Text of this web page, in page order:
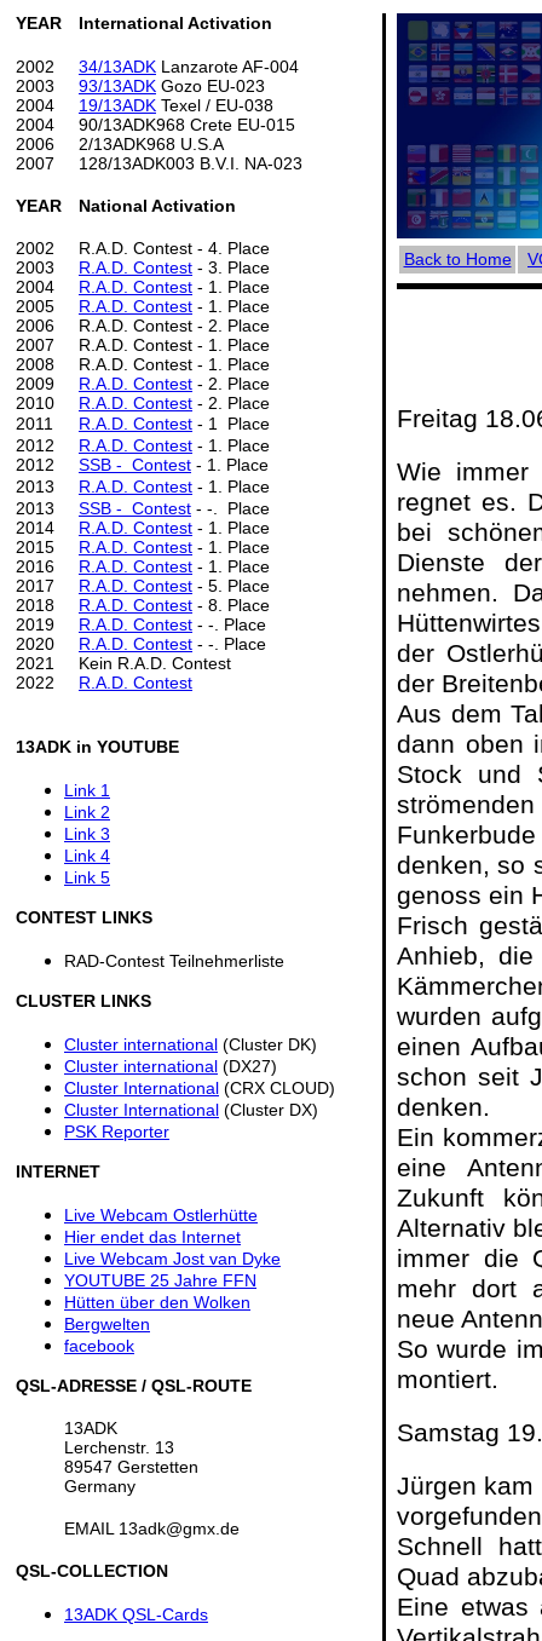
YEAR International Activation
2002 34/13ADK Lanzarote AF-004
2003
93/13ADK Gozo EU-023
2004
19/13ADK Texel / EU-038
2004
90/13ADK968 Crete EU-015
2006
2/13ADK968 U.S.A
2007
128/13ADK003 B.V.I. NA-023
YEAR National Activation
2002
R.A.D. Contest - 4. Place
2003
R.A.D. Contest - 3. Place
2004
R.A.D. Contest - 1. Place
2005
R.A.D. Contest - 1. Place
2006
R.A.D. Contest - 2. Place
2007
R.A.D. Contest - 1. Place
2008
R.A.D. Contest - 1. Place
2009
R.A.D. Contest - 2. Place
2010
R.A.D. Contest - 2. Place
2011
R.A.D. Contest - 1 Place
2012
R.A.D. Contest - 1. Place
2012
SSB - Contest - 1. Place
2013
R.A.D. Contest - 1. Place
2013
SSB - Contest - -. Place
2014
R.A.D. Contest - 1. Place
2015
R.A.D. Contest - 1. Place
2016
R.A.D. Contest - 1. Place
2017
R.A.D. Contest - 5. Place
2018
R.A.D. Contest - 8. Place
2019
R.A.D. Contest - -. Place
2020
R.A.D. Contest - -. Place
2021
Kein R.A.D. Contest
2022
R.A.D. Contest
13ADK in YOUTUBE
Link 1
Link 2
Link 3
Link 4
Link 5
CONTEST LINKS
RAD-Contest Teilnehmerliste
CLUSTER LINKS
Cluster international (Cluster DK)
Cluster international (DX27)
Cluster International (CRX CLOUD)
Cluster International (Cluster DX)
PSK Reporter
INTERNET
Live Webcam Ostlerhütte
Hier endet das Internet
Live Webcam Jost van Dyke
YOUTUBE 25 Jahre FFN
Hütten über den Wolken
Bergwelten
facebook
QSL-ADRESSE / QSL-ROUTE
13ADK
Lerchenstr. 13
89547 Gerstetten
Germany
EMAIL 13adk@gmx.de
QSL-COLLECTION
13ADK QSL-Cards
Back to Home
Freitag
Wie immer
regnet es.
bei
Dienste
nehmen.
der
der
Aus dem
dann oben
Stock und
denken, so
genoss ein
Frisch
Anhieb,
wurden
einen
schon seit
denken.
Ein
eine
Zukunft
Alternativ
immer die
mehr dort
neue
So wurde
montiert.
Samstag
Jürgen kam
Schnell
Quad
Eine etwas